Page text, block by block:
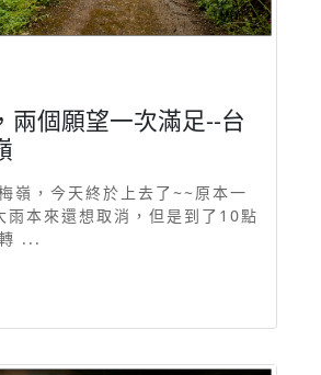
兩個願望一次滿足--台
嶺，今天終於上去了~~原本一
雨本來還想取消，但是到了10點
...